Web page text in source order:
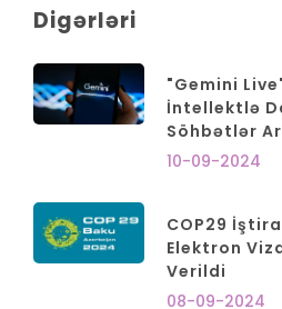
Digərləri
"Gemini
İntellektlə
Söhbətlər
10-09-2024
COP29
Elektron
Verildi
08-09-2024